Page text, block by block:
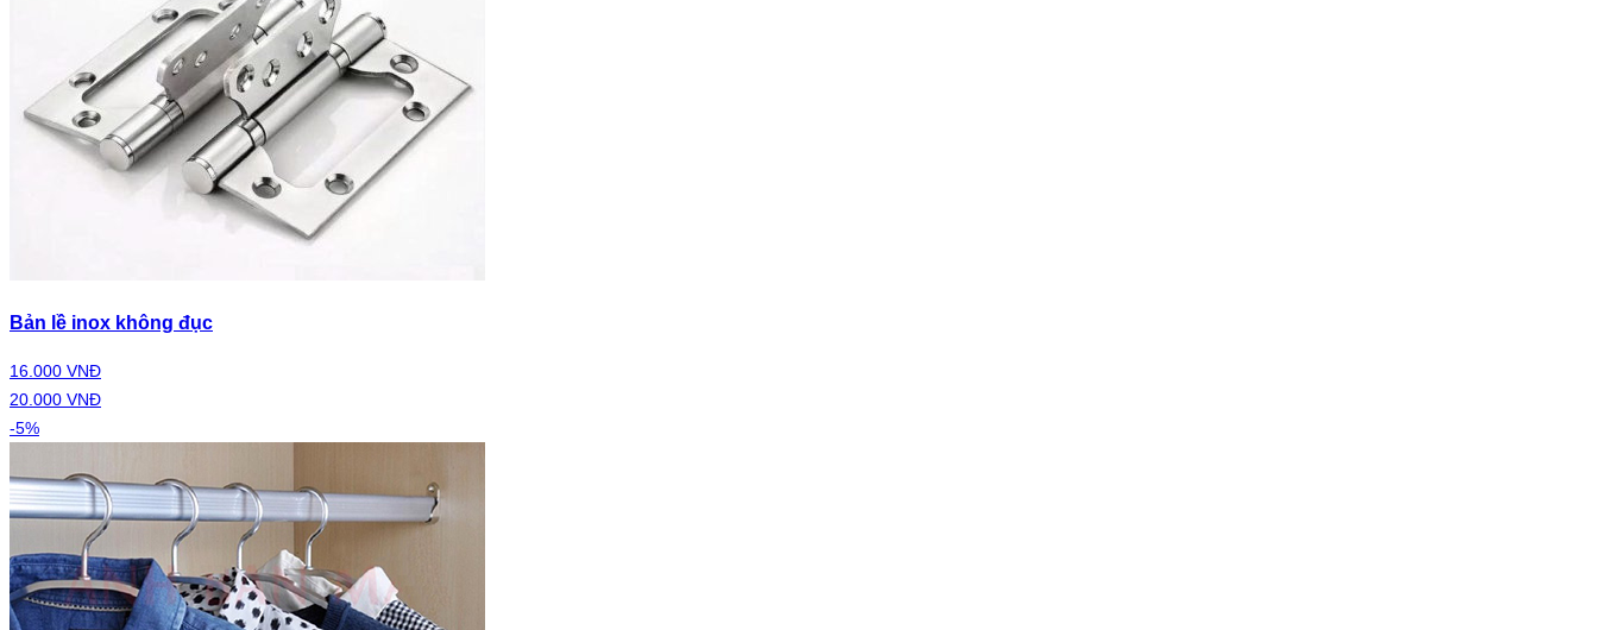
Bản lề inox không đục
16.000 VNĐ
20.000 VNĐ
-5%